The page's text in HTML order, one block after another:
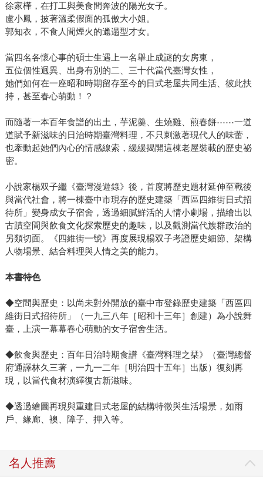
徐家樺，在打工與美食間奔波的陽光女子。
盧小鳳，披著溫柔假面的孤傲大小姐。
郭知衣，不食人間煙火的邋遢型才女。
當四名各懷心事的碩士生遇上一名舉止成謎的女房東，
五位個性迥異、出身有別的二、三十代當代臺灣女性，
她們如何在一座昭和時期留存至今的日式老屋共同生活、彼此扶
持，甚至春心萌動！？
而隨著一本百年食譜的出土，芋泥羹、生燒雞、煎春餅⋯⋯一道
道賦予新滋味的日治時期臺灣料理，不只刺激著現代人的味蕾，
也牽動起她們內心的情感線索，緩緩揭開這棟老屋裝載的歷史祕
密。
小說家楊双子繼《臺灣漫遊錄》後，首度將歷史題材延伸至戰後
與當代社會，將一棟臺中市現存的歷史建築「西區四維街日式招
待所」變身成女子宿舍，透過細膩鮮活的人情小劇場，描繪出以
古蹟空間與飲食文化探索歷史的趣味，以及觀測當代族群政治的
另類切面。《四維街一號》再度展現楊双子考證歷史細節、架構
人物場景、結合料理與人情之美的能力。
本書特色
◆空間與歷史：以尚未對外開放的臺中市登錄歷史建築「西區四
維街日式招待所」（一九三八年［昭和十三年］創建）為小說舞
臺，上演一幕幕春心萌動的女子宿舍生活。
◆飲食與歷史：百年日治時期食譜《臺灣料理之栞》（臺灣總督
府通譯林久三著，一九一二年［明治四十五年］出版）復刻再
現，以當代食材演繹復古新滋味。
◆透過繪圖再現與重建日式老屋的結構特徵與生活場景，如雨
戶、緣廊、襖、障子、押入等。
名人推薦